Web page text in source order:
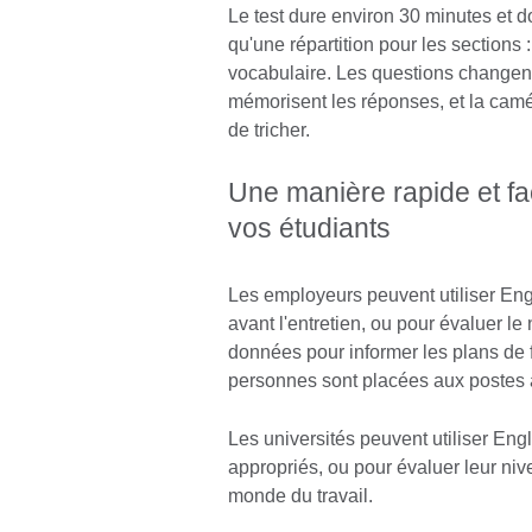
Le test dure environ 30 minutes et
qu'une répartition pour les sections
vocabulaire. Les questions
mémorisent les réponses, et la
de tricher.
Une manière rapide et
vos étudiants
Les employeurs peuvent utiliser
avant l'entretien, ou pour évaluer
données pour informer les plans
personnes sont placées aux postes
Les universités peuvent utiliser
appropriés, ou pour évaluer leur
monde du travail.